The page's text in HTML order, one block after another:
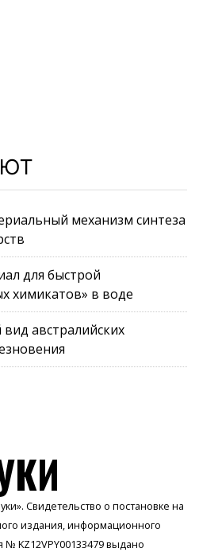
механизм синтеза
для быстрой
химикатов» в воде
австралийских
Свидетельство о постановке на
издания, информационного
№ KZ12VPY00133479 выдано